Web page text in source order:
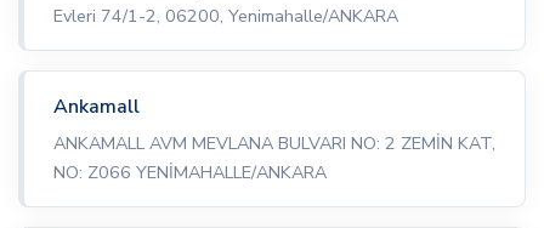
Evleri 74/1-2, 06200, Yenimahalle/ANKARA
Ankamall
ANKAMALL AVM MEVLANA BULVARI NO: 2 ZEMİN KAT,
NO: Z066 YENİMAHALLE/ANKARA